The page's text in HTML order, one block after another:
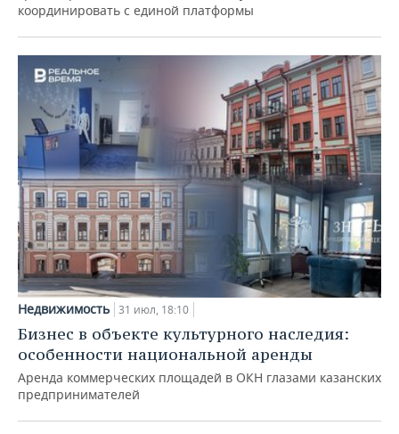
координировать с единой платформы
Недвижимость 31 июл, 18:10
Бизнес в объекте культурного наследия:
особенности национальной аренды
Аренда коммерческих площадей в ОКН глазами казанских
предпринимателей